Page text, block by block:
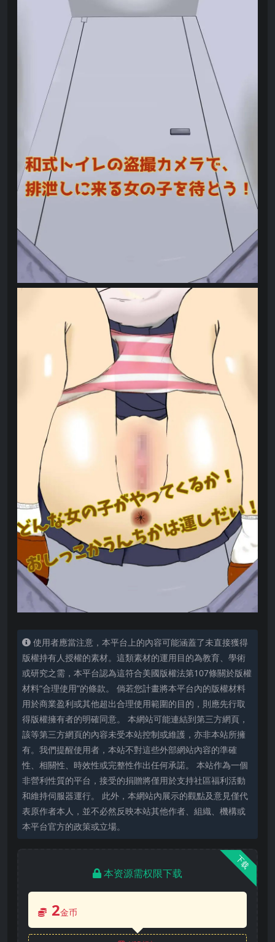
使用者應當注意，本平台上的內容可能涵蓋了未直接獲得
版權持有人授權的素材。這類素材的運用目的為教育、學術
或研究之需，本平台認為這符合美國版權法第107條關於版權
材料“合理使用”的條款。 倘若您計畫將本平台內的版權材料
用於商業盈利或其他超出合理使用範圍的目的，則應先行取
得版權擁有者的明確同意。 本網站可能連結到第三方網頁，
該等第三方網頁的內容未受本站控制或維護，亦非本站所擁
有。我們提醒使用者，本站不對這些外部網站內容的準確
性、相關性、時效性或完整性作出任何承諾。 本站作為一個
非營利性質的平台，接受的捐贈將僅用於支持社區福利活動
和維持伺服器運行。 此外，本網站內展示的觀點及意見僅代
表原作者本人，並不必然反映本站其他作者、組織、機構或
本平台官方的政策或立場。
下载
本资源需权限下载
2金币